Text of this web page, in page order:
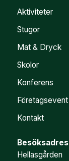
Aktiviteter
Stugor
Mat & Dryck
Skolor
Konferens
Företagsevent
Kontakt
Hellasgården